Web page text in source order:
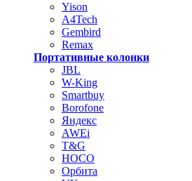
Yison
A4Tech
Gembird
Remax
Портативные колонки
JBL
W-King
Smartbuy
Borofone
Яндекс
AWEi
T&G
HOCO
Орбита